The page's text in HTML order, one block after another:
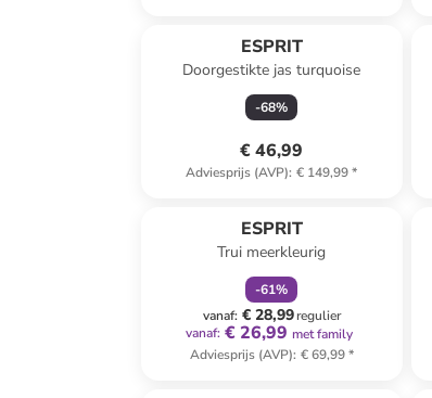
ESPRIT
Doorgestikte jas turquoise
-68%
€ 46,99
Adviesprijs (AVP): € 149,99*
ESPRIT
Trui meerkleurig
-61%
vanaf: € 28,99regulier
vanaf: € 26,99 met family
Adviesprijs (AVP): € 69,99*